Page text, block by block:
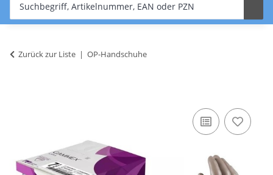
Zurück zur Liste OP-Handschuhe